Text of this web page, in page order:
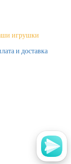
игрушки
и доставка